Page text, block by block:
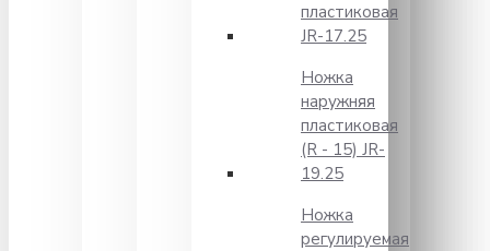
пластиковая
JR-17.25
Ножка
наружняя
пластиковая
(R - 15) JR-
19.25
Ножка
регулируемая